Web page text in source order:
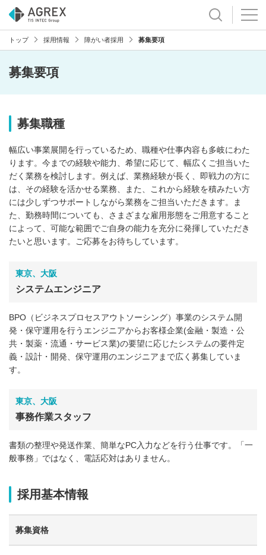
トップ 採用情報 障がい者採用 募集要項
募集要項
募集職種
幅広い事業展開を行っているため、職種や仕事内容も多岐にわた
ります。今までの経験や能力、希望に応じて、幅広くご担当いた
だく業務を検討します。例えば、業務経験が長く、即戦力の方に
は、その経験を活かせる業務、また、これから経験を積みたい方
には少しずつサポートしながら業務をご担当いただきます。ま
た、勤務時間についても、さまざまな雇用形態をご用意すること
によって、可能な範囲でご自身の能力を充分に発揮していただき
たいと思います。ご応募をお待ちしています。
東京、大阪
システムエンジニア
BPO（ビジネスプロセスアウトソーシング）事業のシステム開
発・保守運用を行うエンジニアからお客様企業(金融・製造・公
共・製薬・流通・サービス業)の要望に応じたシステムの要件定
義・設計・開発、保守運用のエンジニアまで広く募集していま
す。
東京、大阪
事務作業スタッフ
書類の整理や発送作業、簡単なPC入力などを行う仕事です。「一
般事務」ではなく、電話応対はありません。
採用基本情報
募集資格